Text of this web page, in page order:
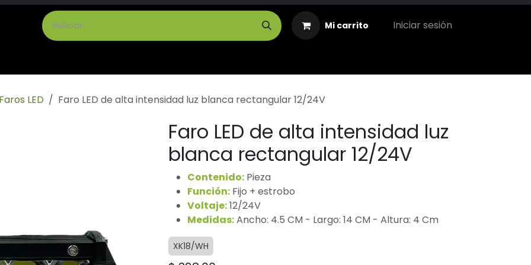
Mi carrito Iniciar sesión
Faros LED Faro LED de alta intensidad luz blanca rectangular 12/24V
Faro LED de alta intensidad luz
blanca rectangular 12/24V
Contenido: Pieza
Función: Fijo + estrobo
Voltaje:12/24V
Medidas:Ancho: 4.5 CM - Largo: 14 CM - Altura: 4 Cm
XK18/WH